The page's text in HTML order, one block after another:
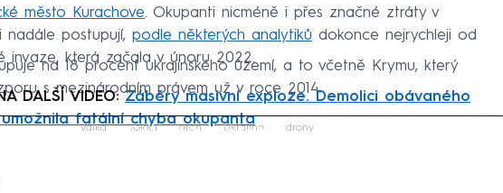
město Kurachove. Okupanti nicméně i přes značné ztráty v
nadále postupují, podle některých analytiků dokonce nejrychleji od
invaze, která začala v únoru 2022.
na 18 procent ukrajinského území, a to včetně Krymu, který
s mezinárodním právem už v roce 2014.
DALŠÍ VIDEO:Záběry masivní exploze. Demolici obávaného
fatální chyba okupanta
Failed to fetch
válka vojáci dron Ukrajina drony